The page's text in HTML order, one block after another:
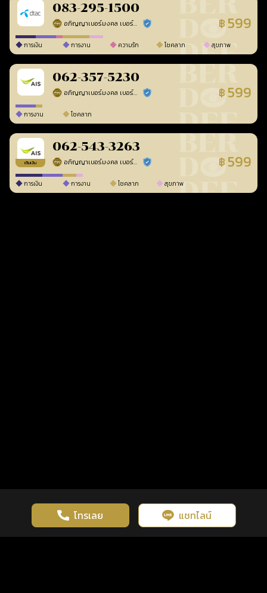
083-295-1500
อภิญญาเบอร์มงคล เบอร์สวยเลขศาสตร์ ร้านยืนยันแล้ว ฿ 599
การเงิน การงาน ความรัก โชคลาภ สุขภาพ
062-357-5230
อภิญญาเบอร์มงคล เบอร์สวยเลขศาสตร์ ร้านยืนยันแล้ว ฿ 599
การงาน โชคลาภ
เติมเงิน
062-543-3263
อภิญญาเบอร์มงคล เบอร์สวยเลขศาสตร์ ร้านยืนยันแล้ว ฿ 599
การเงิน การงาน โชคลาภ สุขภาพ
โทรเลย แชทไลน์
เว็บไซต์นี้มีการใช้งานคุกกี้ เพื่อเพิ่มประสิทธิภาพและประสบการณ์ที่ดี
ในการใช้งานเว็บไซต์ นโยบายความเป็นส่วนตัว
รู้ก่อน พร้อมกว่า ทุกจังหวะชีวิต คลิกดูดวงฟรี